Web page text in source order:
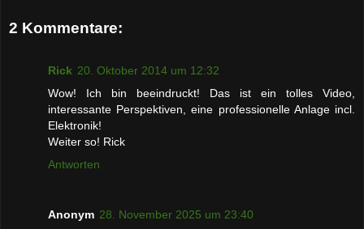
2 Kommentare:
Rick 20. Oktober 2014 um 12:32
Wow! Ich bin beeindruckt! Das ist ein tolles Video,
interessante Perspektiven, eine professionelle Anlage incl.
Elektronik!
Weiter so! Rick
Antworten
Anonym 28. November 2025 um 23:40